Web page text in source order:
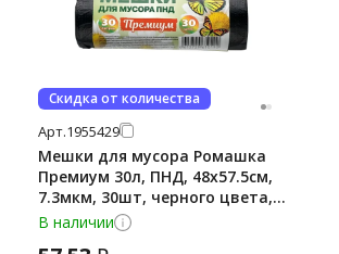
Скидка от количества
Арт.1955429
Мешки для мусора Ромашка
Премиум 30л, ПНД, 48х57.5см,
7.3мкм, 30шт, черного цвета, в
рулоне, в рулоне
В наличии